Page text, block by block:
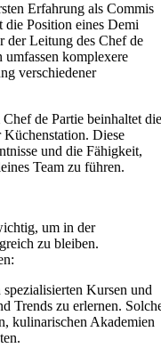
Erfahrung als Commis
die Position eines Demi
der Leitung des Chef de
umfassen komplexere
verschiedener
de Partie beinhaltet die
Diese
und die Fähigkeit,
Team zu führen.
um in der
zu bleiben.
spezialisierten Kursen und
Trends zu erlernen.
kulinarischen Akademien